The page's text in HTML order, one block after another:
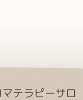
テラピーサロ